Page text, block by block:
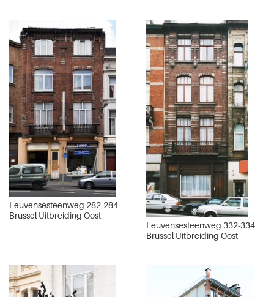
Leuvensesteenweg 282-284
Brussel Uitbreiding Oost
Leuvensesteenweg 332-334
Brussel Uitbreiding Oost